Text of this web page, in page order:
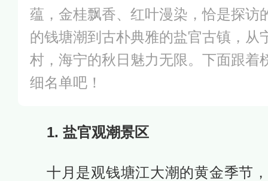
蕴，金桂飘香、红叶漫染，恰是探访
的钱塘潮到古朴典雅的盐官古镇，从
村，海宁的秋日魅力无限。下面跟着
细名单吧！
1. 盐官观潮景区
十月是观钱塘江大潮的黄金季节